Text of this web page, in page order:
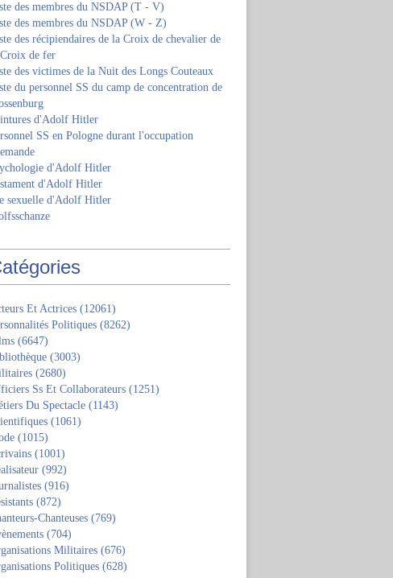
des membres du NSDAP (T - V)
des membres du NSDAP (W - Z)
des récipiendaires de la Croix de chevalier de
de fer
des victimes de la Nuit des Longs Couteaux
du personnel SS du camp de concentration de
d'Adolf Hitler
SS en Pologne durant l'occupation
d'Adolf Hitler
d'Adolf Hitler
sexuelle d'Adolf Hitler
Et Actrices (12061)
Politiques (8262)
(6647)
(3003)
(2680)
Ss Et Collaborateurs (1251)
Du Spectacle (1143)
(1061)
(1015)
(1001)
(992)
(916)
(872)
Chanteuses (769)
(704)
Militaires (676)
Politiques (628)